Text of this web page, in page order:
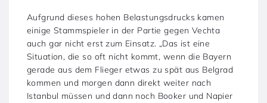
Aufgrund dieses hohen Belastungsdrucks kamen
einige Stammspieler in der Partie gegen Vechta
auch gar nicht erst zum Einsatz. „Das ist eine
Situation, die so oft nicht kommt, wenn die Bayern
gerade aus dem Flieger etwas zu spät aus Belgrad
kommen und morgen dann direkt weiter nach
Istanbul müssen und dann noch Booker und Napier